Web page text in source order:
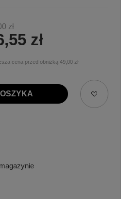
zł
zł
cena przed obniżką 49,00 zł